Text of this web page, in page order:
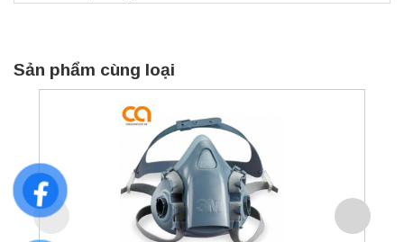
Sản phẩm cùng loại